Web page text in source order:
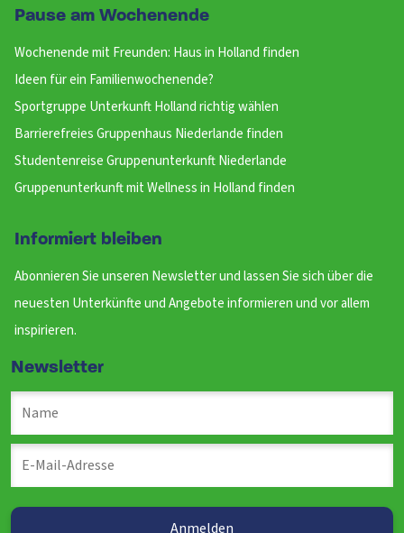
Pause am Wochenende
Wochenende mit Freunden: Haus in Holland finden
Ideen für ein Familienwochenende?
Sportgruppe Unterkunft Holland richtig wählen
Barrierefreies Gruppenhaus Niederlande finden
Studentenreise Gruppenunterkunft Niederlande
Gruppenunterkunft mit Wellness in Holland finden
Informiert bleiben
Abonnieren Sie unseren Newsletter und lassen Sie sich über die
neuesten Unterkünfte und Angebote informieren und vor allem
inspirieren.
Newsletter